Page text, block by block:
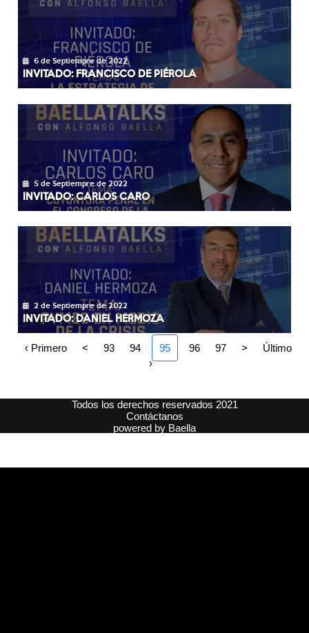
6 de Septiempre de 2022
INVITADO: FRANCISCO DE PIÉROLA
5 de Septiempre de 2022
INVITADO: CARLOS CARO
2 de Septiempre de 2022
INVITADO: DANIEL HERMOZA
‹ Primero < 93 94 95 96 97 >
Último
›
Todos los derechos reservados 2021
Contáctanos
powered by Baella